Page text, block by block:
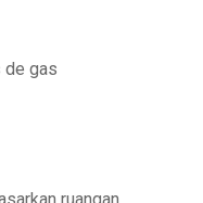
de gas